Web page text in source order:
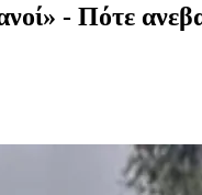
- Πότε